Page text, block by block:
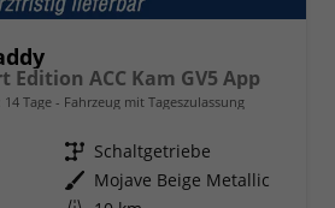
Edition ACC Kam GV5 App
14 Tage Fahrzeug mit Tageszulassung
Getriebe Schaltgetriebe
Außenfarbe Mojave Beige Metallic